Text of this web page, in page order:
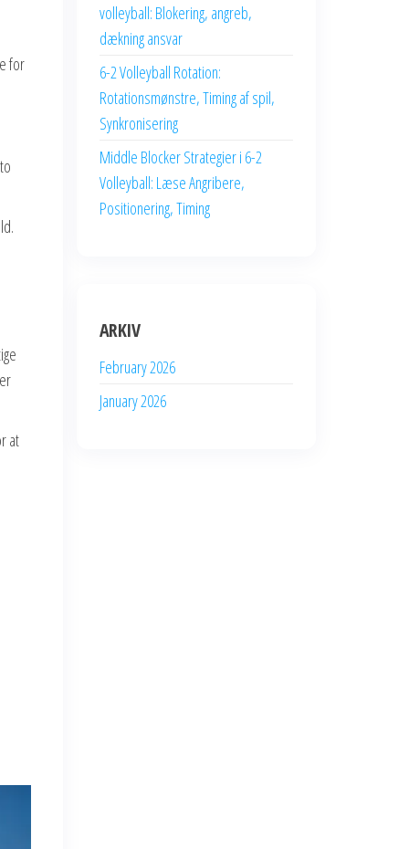
for
at
volleyball: Blokering, angreb,
dækning ansvar
6-2 Volleyball Rotation:
Rotationsmønstre, Timing af spil,
Synkronisering
Middle Blocker Strategier i 6-2
Volleyball: Læse Angribere,
Positionering, Timing
ARKIV
February 2026
January 2026